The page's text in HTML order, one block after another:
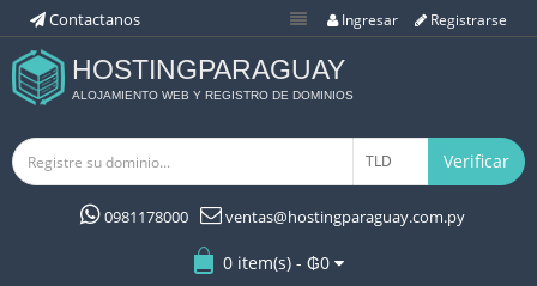
Contactanos Ingresar Registrarse
HOSTINGPARAGUAY
ALOJAMIENTO WEB Y REGISTRO DE DOMINIOS
Verificar
0981178000 ventas@hostingparaguay.com.py
0 item(s) - ₲0